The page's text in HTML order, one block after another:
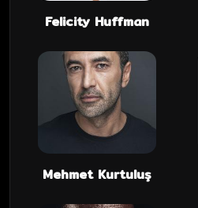
Felicity Huffman
Mehmet Kurtuluş